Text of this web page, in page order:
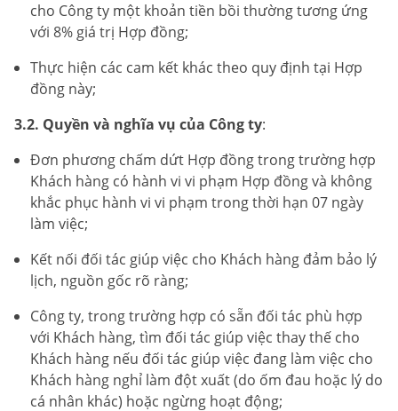
cho Công ty một khoản tiền bồi thường tương ứng
với 8% giá trị Hợp đồng;
Thực hiện các cam kết khác theo quy định tại Hợp
đồng này;
3.2. Quyền và nghĩa vụ của Công ty:
Đơn phương chấm dứt Hợp đồng trong trường hợp
Khách hàng có hành vi vi phạm Hợp đồng và không
khắc phục hành vi vi phạm trong thời hạn 07 ngày
làm việc;
Kết nối đối tác giúp việc cho Khách hàng đảm bảo lý
lịch, nguồn gốc rõ ràng;
Công ty, trong trường hợp có sẵn đối tác phù hợp
với Khách hàng, tìm đối tác giúp việc thay thế cho
Khách hàng nếu đối tác giúp việc đang làm việc cho
Khách hàng nghỉ làm đột xuất (do ốm đau hoặc lý do
cá nhân khác) hoặc ngừng hoạt động;